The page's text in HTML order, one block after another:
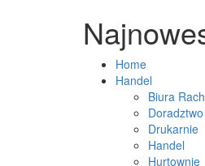
Home
Handel
Biura
Doradztwo
Drukarnie
Handel
Hurtownie